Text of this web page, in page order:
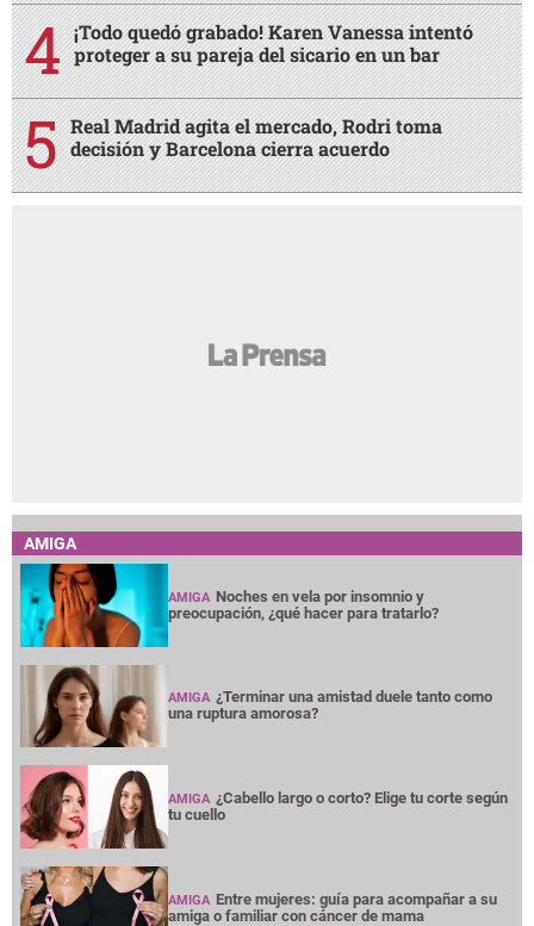
¡Todo quedó grabado! Karen Vanessa intentó
proteger a su pareja del sicario en un bar
Real Madrid agita el mercado, Rodri toma
decisión y Barcelona cierra acuerdo
AMIGA
AMIGA Noches en vela por insomnio y
preocupación, ¿qué hacer para tratarlo?
AMIGA ¿Terminar una amistad duele tanto como
una ruptura amorosa?
AMIGA ¿Cabello largo o corto? Elige tu corte según
tu cuello
AMIGA Entre mujeres: guía para acompañar a su
amiga o familiar con cáncer de mama